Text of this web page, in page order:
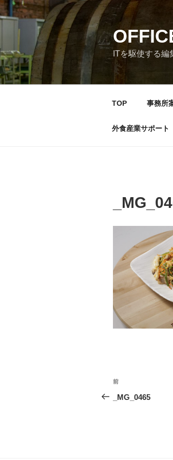
コ
ン
ツ
へ
ス
ITを駆使する編
TOP 事務所
外食産業サポート
投
稿
前
の
前
_MG_0465